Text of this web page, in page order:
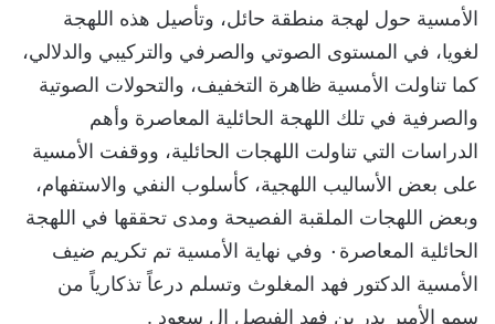
الأمسية حول لهجة منطقة حائل، وتأصيل هذه اللهجة
لغويا، في المستوى الصوتي والصرفي والتركيبي والدلالي،
كما تناولت الأمسية ظاهرة التخفيف، والتحولات الصوتية
والصرفية في تلك اللهجة الحائلية المعاصرة وأهم
الدراسات التي تناولت اللهجات الحائلية، ووقفت الأمسية
على بعض الأساليب اللهجية، كأسلوب النفي والاستفهام،
وبعض اللهجات الملقبة الفصيحة ومدى تحققها في اللهجة
الحائلية المعاصرة٠ وفي نهاية الأمسية تم تكريم ضيف
الأمسية الدكتور فهد المغلوث وتسلم درعاً تذكارياً من
سمو الأمير بدر بن فهد الفيصل ال سعود .